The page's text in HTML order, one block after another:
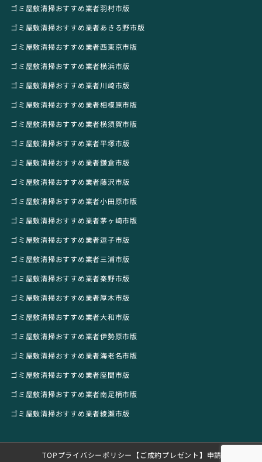
ゴミ屋敷清掃おすすめ業者羽村市版
ゴミ屋敷清掃おすすめ業者あきる野市版
ゴミ屋敷清掃おすすめ業者西東京市版
ゴミ屋敷清掃おすすめ業者横浜市版
ゴミ屋敷清掃おすすめ業者川崎市版
ゴミ屋敷清掃おすすめ業者相模原市版
ゴミ屋敷清掃おすすめ業者横須賀市版
ゴミ屋敷清掃おすすめ業者平塚市版
ゴミ屋敷清掃おすすめ業者鎌倉市版
ゴミ屋敷清掃おすすめ業者藤沢市版
ゴミ屋敷清掃おすすめ業者小田原市版
ゴミ屋敷清掃おすすめ業者茅ヶ崎市版
ゴミ屋敷清掃おすすめ業者逗子市版
ゴミ屋敷清掃おすすめ業者三浦市版
ゴミ屋敷清掃おすすめ業者秦野市版
ゴミ屋敷清掃おすすめ業者厚木市版
ゴミ屋敷清掃おすすめ業者大和市版
ゴミ屋敷清掃おすすめ業者伊勢原市版
ゴミ屋敷清掃おすすめ業者海老名市版
ゴミ屋敷清掃おすすめ業者座間市版
ゴミ屋敷清掃おすすめ業者南足柄市版
ゴミ屋敷清掃おすすめ業者綾瀬市版
TOPプライバシーポリシー 【ご成約プレゼント】申請フォーム